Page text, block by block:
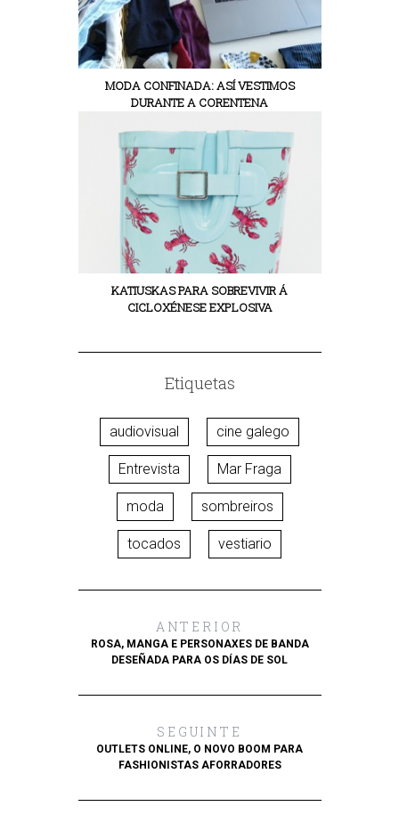
MODA CONFINADA: ASÍ VESTIMOS
DURANTE A CORENTENA
KATIUSKAS PARA SOBREVIVIR Á
CICLOXÉNESE EXPLOSIVA
Etiquetas
audiovisual cine galego
Entrevista Mar Fraga
moda sombreiros
tocados vestiario
ANTERIOR
ROSA, MANGA E PERSONAXES DE BANDA
DESEÑADA PARA OS DÍAS DE SOL
SEGUINTE
OUTLETS ONLINE, O NOVO BOOM PARA
FASHIONISTAS AFORRADORES